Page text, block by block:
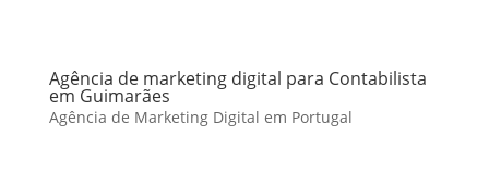
Agência de marketing digital para Contabilista
em Guimarães
Agência de Marketing Digital em Portugal